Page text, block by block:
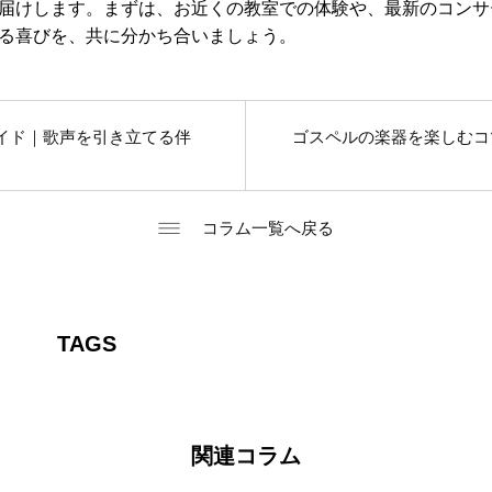
けします。まずは、お近くの教室での体験や、最新のコン
喜びを、共に分かち合いましょう。
ド｜歌声を引き立てる伴 ゴスペルの楽器を楽しむ
コラム一覧へ戻る
TAGS
関連コラム